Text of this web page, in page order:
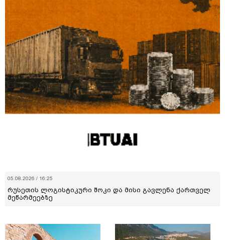
05.08.2026 / 16:25
რუსეთის ლოგისტიკური შოკი და მისი გავლენა ქართველ
მეწარმეებზე